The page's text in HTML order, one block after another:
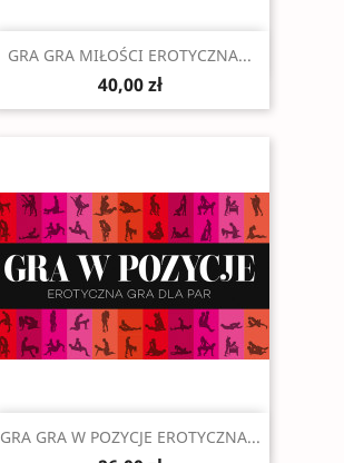
 Szybki podgląd
GRA GRA MIŁOŚCI EROTYCZNA...
40,00 zł
Szybki podgląd
GRA GRA W POZYCJE EROTYCZNA...